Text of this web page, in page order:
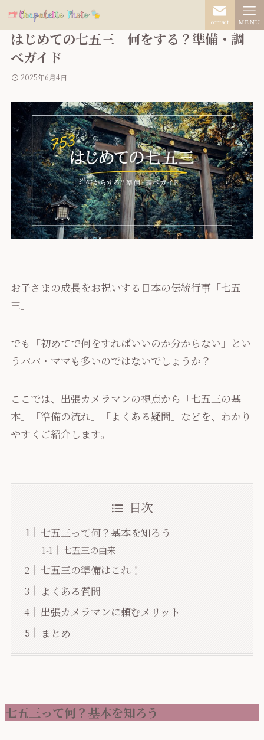
contact ＭＥＮＵ
はじめての七五三 何をする？準備・調
べガイド
2025年6月4日
お子さまの成長をお祝いする日本の伝統行事「七五
三」
でも「初めてで何をすればいいのか分からない」とい
うパパ・ママも多いのではないでしょうか？
ここでは、出張カメラマンの視点から「七五三の基
本」「準備の流れ」「よくある疑問」などを、わかり
やすくご紹介します。
目次
七五三って何？基本を知ろう
七五三の由来
七五三の準備はこれ！
よくある質問
出張カメラマンに頼むメリット
まとめ
七五三って何？基本を知ろう